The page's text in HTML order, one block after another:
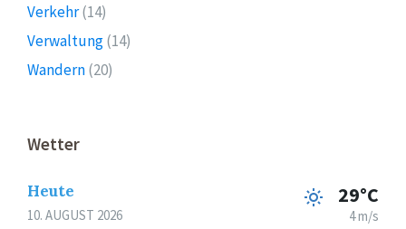
Verkehr(14)
Verwaltung(14)
Wandern(20)
Wetter
Heute
10. AUGUST 2026
29°C
4 m/s